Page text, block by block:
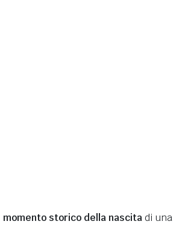
momento storico della nascitadi una